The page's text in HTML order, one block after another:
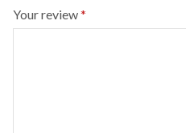
Your review*